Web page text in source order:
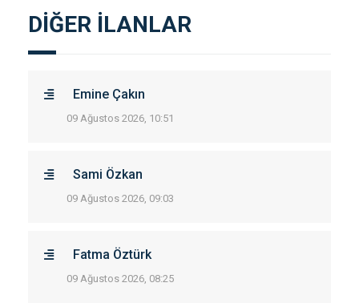
DİĞER İLANLAR
Emine Çakın
09 Ağustos 2026, 10:51
Sami Özkan
09 Ağustos 2026, 09:03
Fatma Öztürk
09 Ağustos 2026, 08:25